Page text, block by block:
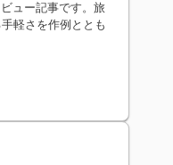
ュー記事です。旅
軽さを作例ととも